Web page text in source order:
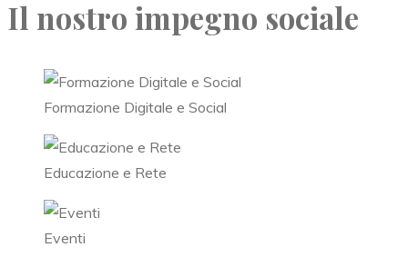
Il nostro impegno sociale
Formazione Digitale e Social
Educazione e Rete
Eventi